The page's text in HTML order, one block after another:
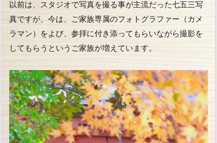
以前は、スタジオで写真を撮る事が主流だった七五三写
真ですが、今は、ご家族専属のフォトグラファー（カメ
ラマン）をよび、参拝に付き添ってもらいながら撮影を
してもらうというご家族が増えています。